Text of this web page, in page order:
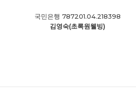
국민은행 787201.04.218398
김영숙(초록원웰빙)